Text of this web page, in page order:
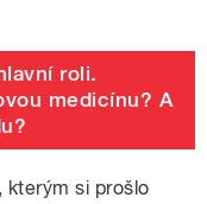
roli.
medicínu? A
kterým si prošlo